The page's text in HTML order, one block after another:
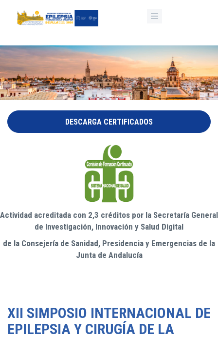
DESCARGA CERTIFICADOS
Actividad acreditada con 2,3 créditos por la Secretaría General
de Investigación, Innovación y Salud Digital
de la Consejería de Sanidad, Presidencia y Emergencias de la
Junta de Andalucía
XII SIMPOSIO INTERNACIONAL DE
EPILEPSIA Y CIRUGÍA DE LA